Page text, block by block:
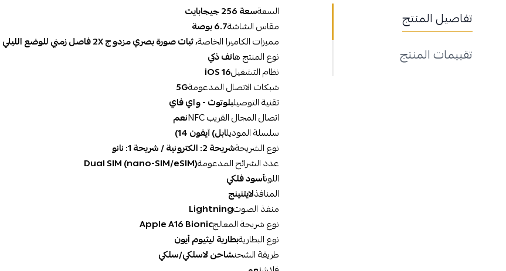
تفاصيل المنتج
تقييمات المنتج
السعةسعة 256 جيجابايت
مقاس الشاشة6.7 بوصة
مميزات الكاميرا الخاصة
نوع المنتج هاتف ذكي
نظام التشغيلiOS 16
شبكات الاتصال المدعومة5G
تقنية التوصيلبلوتوث - واي فاي
اتصال المجال القريب NFC
نعم
سلسلة الموديل
نوع الشريحةشريحة 2: الكترونية / شريحة 1: نانو
عدد الشرائح المدعومةDual SIM (nano-SIM/eSIM)
اللون
المنافذ
منفذ الصوتLightning
نوع شريحة المعالجApple A16 Bionic
نوع البطاريةبطارية ليثيوم أيون
طريقة الشحنشاحن لاسلكي/سلكي